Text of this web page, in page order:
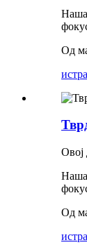
Од
Овој
Од